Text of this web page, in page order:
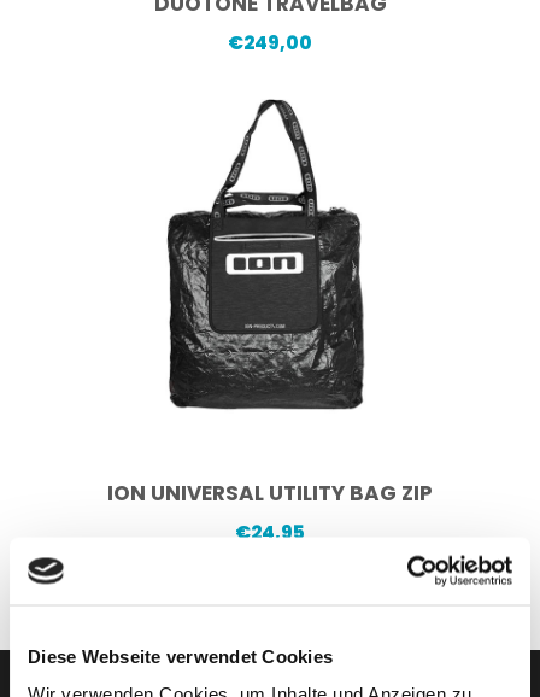
Diese Webseite verwendet Cookies
€249,00
ION UNIVERSAL UTILITY BAG ZIP
€24,95